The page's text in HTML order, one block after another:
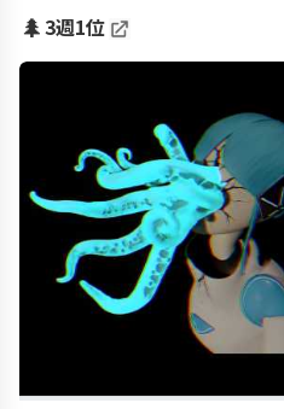
🌲3週1位